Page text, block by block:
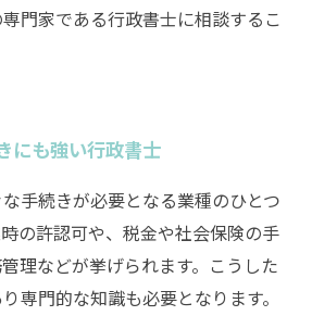
門家である行政書士に相談するこ
にも強い行政書士
手続きが必要となる業種のひとつ
の許認可や、税金や社会保険の手
理などが挙げられます。こうした
専門的な知識も必要となります。